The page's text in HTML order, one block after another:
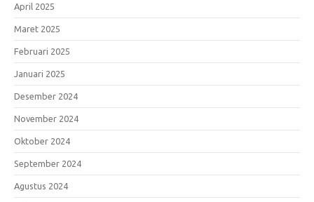
April 2025
Maret 2025
Februari 2025
Januari 2025
Desember 2024
November 2024
Oktober 2024
September 2024
Agustus 2024